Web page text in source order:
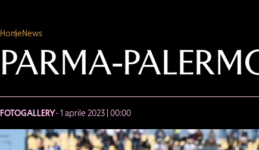
HomeNews
PARMA-
FOTOGALLERY- 1 aprile 2023 | 00:00